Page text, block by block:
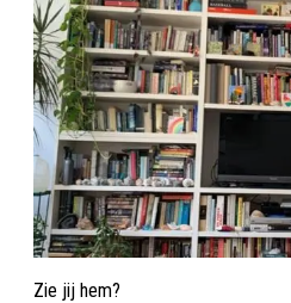
Zie jij hem?